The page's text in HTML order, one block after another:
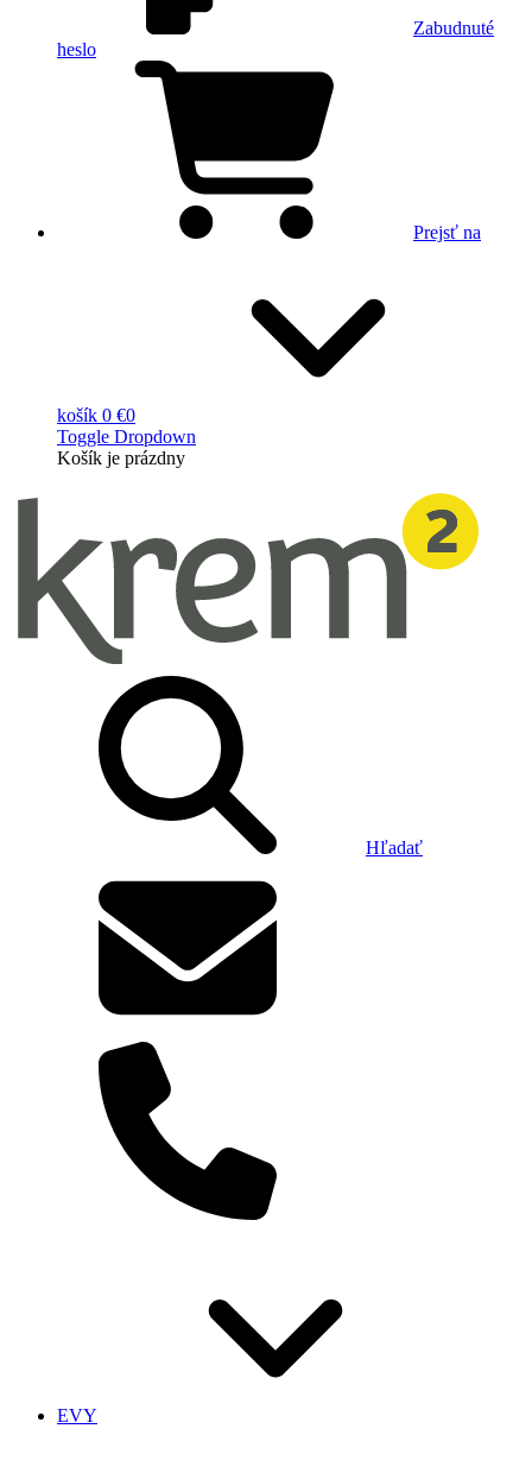
Zabudnuté
heslo
Prejsť na
košík 0 €0
Toggle Dropdown
Košík je prázdny
Hľadať
EVY